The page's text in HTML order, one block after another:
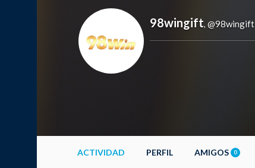
98wingift, @98wingift
ACTIVIDAD PERFIL AMIGOS 0